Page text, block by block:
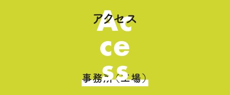
Ac
ce
ss
アクセス
事務所（工場）